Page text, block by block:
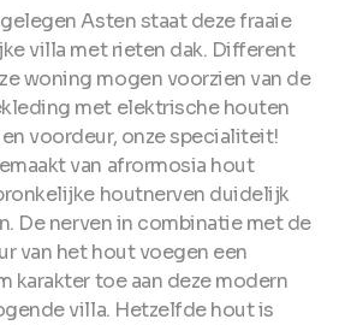
Asten staat deze fraaie
villa met rieten dak. Different
woning mogen voorzien van de
met elektrische houten
voordeur, onze specialiteit!
van afrormosia hout
houtnerven duidelijk
De nerven in combinatie met de
van het hout voegen een
karakter toe aan deze modern
villa. Hetzelfde hout is